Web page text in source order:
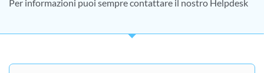
Per informazioni puoi sempre contattare il nostro Helpdesk